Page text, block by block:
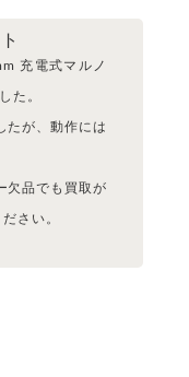
充電式マルノ
た。
たが、動作には
欠品でも買取が
さい。